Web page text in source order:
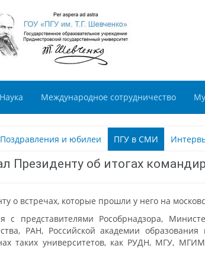
Наука Международное сотрудничество
Поздравления и юбилеи ПГУ в СМИ
Президенту об итогах
о встречах, которые прошли у него на
с представителями Рособрнадзора,
РАН, Российской академии
таких университетов, как РУДН, МГУ,